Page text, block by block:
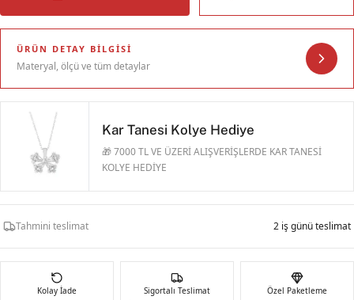
ÜRÜN DETAY BILGISI
Materyal, ölçü ve tüm detaylar
Kar Tanesi Kolye Hediye
🎁 7000 TL VE ÜZERİ ALIŞVERİŞLERDE KAR TANESİ
KOLYE HEDİYE
Tahmini teslimat 2 iş günü teslimat
Kolay İade
Sigortalı Teslimat
Özel Paketleme